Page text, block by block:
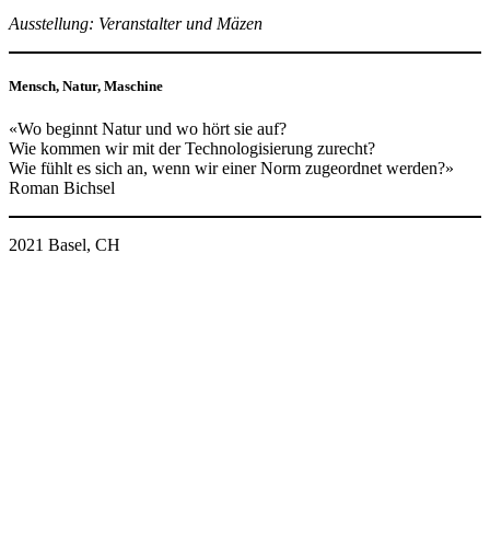
Ausstellung: Veranstalter und Mäzen
Mensch, Natur, Maschine
«Wo beginnt Natur und wo hört sie auf?
Wie kommen wir mit der Technologisierung zurecht?
Wie fühlt es sich an, wenn wir einer Norm zugeordnet werden?»
Roman Bichsel
2021 Basel, CH